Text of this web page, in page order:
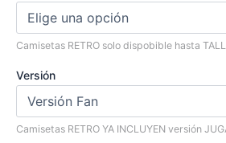
original
era:
es:
Camisetas RETRO solo dispobible hasta
Versión
Camisetas RETRO YA INCLUYEN versión